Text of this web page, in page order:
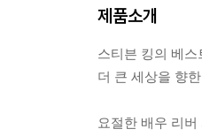
제품소개
스티븐 킹의 베
더 큰 세상을 향
요절한 배우 리